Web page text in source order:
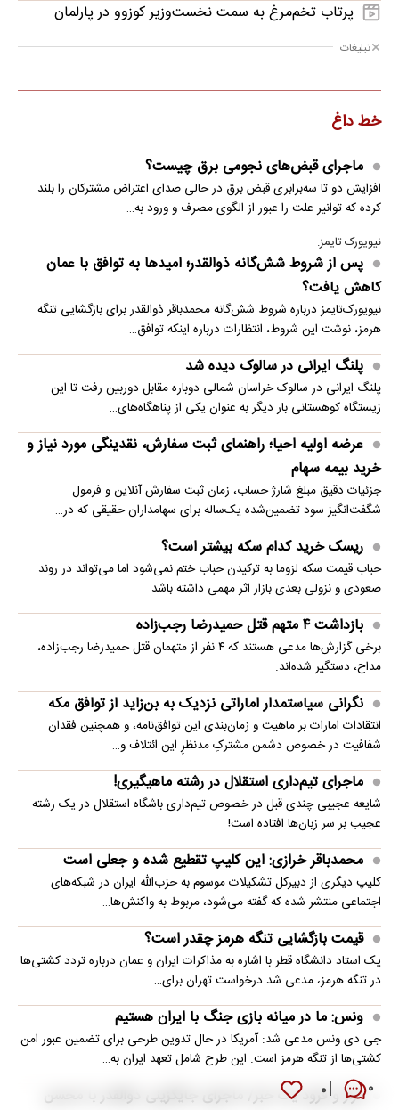
۰ ۰
پرتاب تخم‌مرغ به سمت نخست‌وزیر کوزوو در پارلمان
تبلیغات
خط داغ
ماجرای قبض‌های نجومی برق چیست؟
افزایش دو تا سه‌برابری قبض برق در حالی صدای اعتراض مشترکان را بلند
کرده که توانیر علت را عبور از الگوی مصرف و ورود به…
نیویورک تایمز:
پس از شروط شش‌گانه ذوالقدر؛ امیدها به توافق با عمان
کاهش یافت؟
نیویورک‌تایمز درباره شروط شش‌گانه محمدباقر ذوالقدر برای بازگشایی تنگه
هرمز، نوشت این شروط، انتظارات درباره اینکه توافق…
پلنگ ایرانی در سالوک دیده شد
پلنگ ایرانی در سالوک خراسان شمالی دوباره مقابل دوربین رفت تا این
زیستگاه کوهستانی بار دیگر به عنوان یکی از پناهگاه‌های…
عرضه اولیه احیا؛ راهنمای ثبت سفارش، نقدینگی مورد نیاز و
خرید بیمه سهام
جزئیات دقیق مبلغ شارژ حساب، زمان ثبت سفارش آنلاین و فرمول
شگفت‌انگیز سود تضمین‌شده یک‌ساله برای سهامداران حقیقی که در…
ریسک خرید کدام سکه بیشتر است؟
حباب قیمت سکه لزوما به ترکیدن حباب ختم نمی‌شود اما می‌تواند در روند
صعودی و نزولی بعدی بازار اثر مهمی داشته باشد
بازداشت ۴ متهم قتل حمیدرضا رجب‌زاده
برخی گزارش‌ها مدعی هستند که ۴ نفر از متهمان قتل حمیدرضا رجب‌زاده،
مداح، دستگیر شده‌اند.
نگرانی سیاستمدار اماراتی نزدیک به بن‌زاید از توافق مکه
انتقادات امارات بر ماهیت و زمان‌بندی این توافق‌نامه، و همچنین فقدان
شفافیت در خصوص دشمن مشترکِ مدنظرِ این ائتلاف و…
ماجرای تیم‌داری استقلال در رشته ماهیگیری!
شایعه عجیبی چندی قبل در خصوص تیم‌داری باشگاه استقلال در یک رشته
عجیب بر سر زبان‌ها افتاده است!
محمدباقر خرازی: این کلیپ تقطیع شده و جعلی است
کلیپ دیگری از دبیرکل تشکیلات موسوم به حزب‌الله ایران در شبکه‌های
اجتماعی منتشر شده که گفته می‌شود، مربوط به واکنش‌ها…
قیمت بازگشایی تنگه هرمز چقدر است؟
یک استاد دانشگاه قطر با اشاره به مذاکرات ایران و عمان درباره تردد کشتی‌ها
در تنگه هرمز، مدعی شد درخواست تهران برای…
ونس: ما در میانه بازی جنگ با ایران هستیم
جی دی ونس مدعی شد: آمریکا در حال تدوین طرحی برای تضمین عبور امن
کشتی‌ها از تنگه هرمز است. این طرح شامل تعهد ایران به…
فراز و فرود یک خبر/ ماجرای جایگزینی ذوالقدر با محسن